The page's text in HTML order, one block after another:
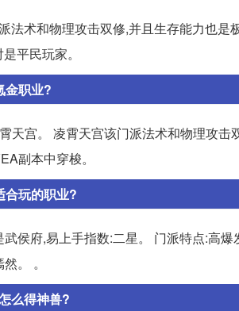
法术和物理攻击双修,并且生存能力也
平民玩家。
金职业?
天宫。 凌霄天宫该门派法术和物理攻
副本中穿梭。
合玩的职业?
侯府,易上手指数:二星。 门派特点:高
。 。
么得神兽?